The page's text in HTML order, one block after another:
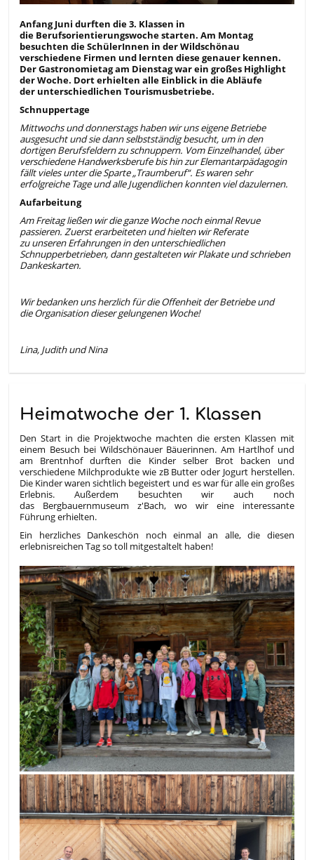
Anfang Juni durften die 3. Klassen in
die Berufsorientierungswoche starten. Am Montag
besuchten die SchülerInnen in der Wildschönau
verschiedene Firmen und lernten diese genauer kennen.
Der Gastronomietag am Dienstag war ein großes Highlight
der Woche. Dort erhielten alle Einblick in die Abläufe
der unterschiedlichen Tourismusbetriebe.
Schnuppertage
Mittwochs und donnerstags haben wir uns eigene Betriebe
ausgesucht und sie dann selbstständig besucht, um in den
dortigen Berufsfeldern zu schnuppern. Vom Einzelhandel, über
verschiedene Handwerksberufe bis hin zur Elemantarpädagogin
fällt vieles unter die Sparte „Traumberuf“. Es waren sehr
erfolgreiche Tage und alle Jugendlichen konnten viel dazulernen.
Aufarbeitung
Am Freitag ließen wir die ganze Woche noch einmal Revue
passieren. Zuerst erarbeiteten und hielten wir Referate
zu unseren Erfahrungen in den unterschiedlichen
Schnupperbetrieben, dann gestalteten wir Plakate und schrieben
Dankeskarten.
Wir bedanken uns herzlich für die Offenheit der Betriebe und
die Organisation dieser gelungenen Woche!
Lina, Judith und Nina
Heimatwoche der 1. Klassen
Den Start in die Projektwoche machten die ersten Klassen mit
einem Besuch bei Wildschönauer Bäuerinnen. Am Hartlhof und
am Brentnhof durften die Kinder selber Brot backen und
verschiedene Milchprodukte wie zB Butter oder Jogurt herstellen.
Die Kinder waren sichtlich begeistert und es war für alle ein großes
Erlebnis. Außerdem besuchten wir auch noch
das Bergbauernmuseum z'Bach, wo wir eine interessante
Führung erhielten.
Ein herzliches Dankeschön noch einmal an alle, die diesen
erlebnisreichen Tag so toll mitgestaltelt haben!